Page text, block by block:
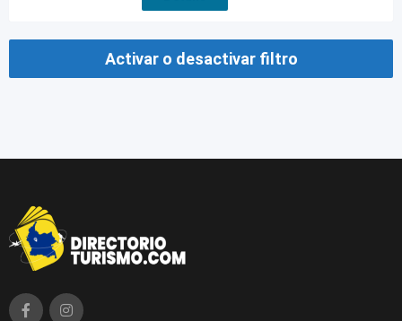
Activar o desactivar filtro